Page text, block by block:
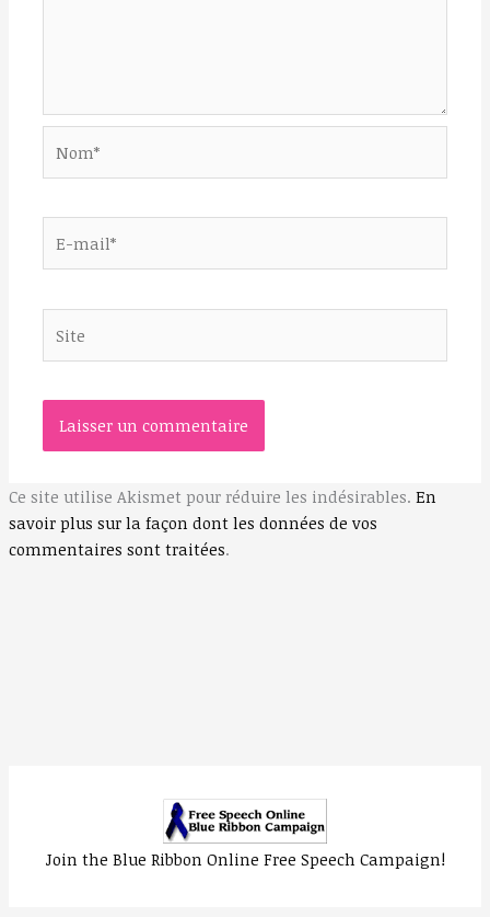
mail*
Ce site utilise Akismet pour réduire les indésirables. En
savoir plus sur la façon dont les données de vos
commentaires sont traitées.
Join the Blue Ribbon Online Free Speech Campaign!